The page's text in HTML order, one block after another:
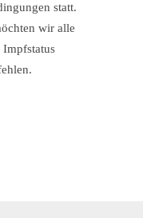
statt.
wir alle
Impfstatus